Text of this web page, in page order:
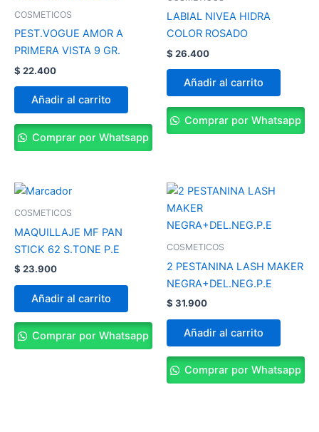
COSMETICOS
PEST.VOGUE AMOR A
PRIMERA VISTA 9 GR.
$ 22.400
Añadir al carrito
Comprar por Whatsapp
LABIAL NIVEA HIDRA
COLOR ROSADO
$ 26.400
Añadir al carrito
Comprar por Whatsapp
COSMETICOS
MAQUILLAJE MF PAN
STICK 62 S.TONE P.E
$ 23.900
Añadir al carrito
Comprar por Whatsapp
COSMETICOS
2 PESTANINA LASH MAKER
NEGRA+DEL.NEG.P.E
$ 31.900
Añadir al carrito
Comprar por Whatsapp